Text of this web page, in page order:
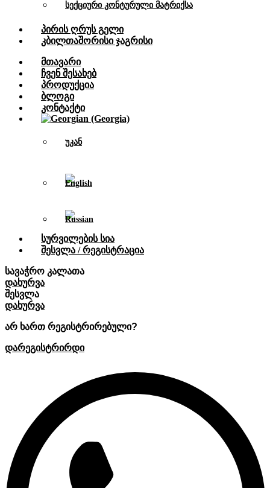
სექციური კონტურული მატრიქსა
Პირის Ღრუს Გელი
Კბილთაშორისი Ჯაგრისი
Მთავარი
Ჩვენ Შესახებ
Პროდუქცია
Ბლოგი
Კონტაქტი
უკან
Სურვილების Სია
Შესვლა / Რეგისტრაცია
სავაჭრო კალათა
დახურვა
შესვლა
დახურვა
არ ხართ რეგისტრირებული?
დარეგისტრირდი